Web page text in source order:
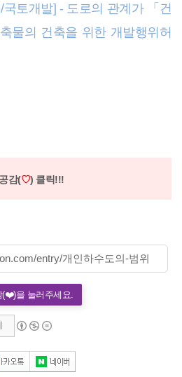
토개발] - 도로의 관계가 「건
물의 건축을 위한 개발행위허
공감(♡) 클릭!!!